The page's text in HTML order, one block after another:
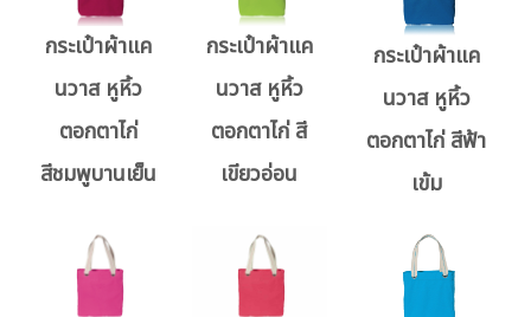
กระเป๋าผ้าแค
นวาส หูหิ้ว
ตอกตาไก่
สีชมพูบานเย็น
กระเป๋าผ้าแค
นวาส หูหิ้ว
ตอกตาไก่ สี
เขียวอ่อน
กระเป๋าผ้าแค
นวาส หูหิ้ว
ตอกตาไก่ สีฟ้า
เข้ม